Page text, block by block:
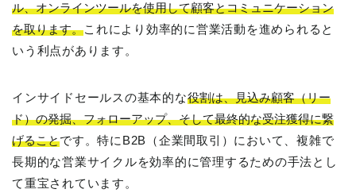
ル、オンラインツールを使用して顧客とコミュニケーション
を取ります。これにより効率的に営業活動を進められると
いう利点があります。
インサイドセールスの基本的な役割は、見込み顧客（リー
ド）の発掘、フォローアップ、そして最終的な受注獲得に繋
げることです。特にB2B（企業間取引）において、複雑で
長期的な営業サイクルを効率的に管理するための手法とし
て重宝されています。